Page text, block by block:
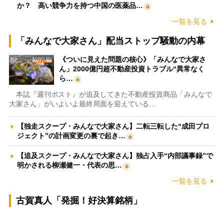
か？ 高い競争力を持つ中国の医薬品…
一覧を見る
「みんなで大家さん」配当ストップ騒動の内幕
《ついに見えた問題の核心》「みんなで大家さ
ん」2000億円超不動産投資トラブル“異常なく
ら…
本誌『週刊ポスト』が追及してきた不動産投資商品「みんなで
大家さん」がいよいよ最終局面を迎えている…
【独走スクープ・みんなで大家さん】二転三転した“成田プロ
ジェクト”の計画変更の裏で起き…
【追及スクープ・みんなで大家さん】独占入手“内部議事録”で
明かされる柳瀬健一・代表の思…
一覧を見る
古賀真人「発掘！好決算銘柄」